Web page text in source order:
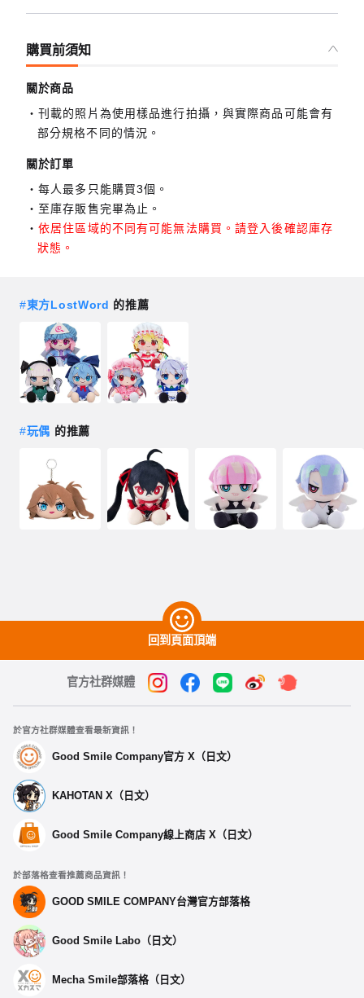
選擇類型
【再販】 Chocopuni 玩偶 靈夢 - 預定於2026年05月
2026年05月發售・每人限購3個
購買前須知
關於商品
刊載的照片為使用樣品進行拍攝，與實際商品可能會有
部分規格不同的情況。
關於訂單
每人最多只能購買3個。
至庫存販售完畢為止。
依居住區域的不同有可能無法購買。請登入後確認庫存
狀態。
#東方LostWord 的推薦
#玩偶 的推薦
回到頁面頂端
官方社群媒體
於官方社群媒體查看最新資訊！
Good Smile Company官方 X（日文）
KAHOTAN X（日文）
Good Smile Company線上商店 X（日文）
於部落格查看推薦商品資訊！
GOOD SMILE COMPANY台灣官方部落格
Good Smile Labo（日文）
Mecha Smile部落格（日文）